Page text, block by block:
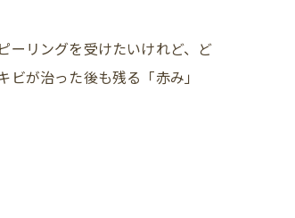
ーリングを受けたいけれど、ど
が治った後も残る「赤み」